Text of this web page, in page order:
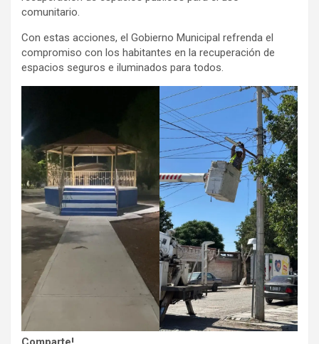
comunitario.
Con estas acciones, el Gobierno Municipal refrenda el
compromiso con los habitantes en la recuperación de
espacios seguros e iluminados para todos.